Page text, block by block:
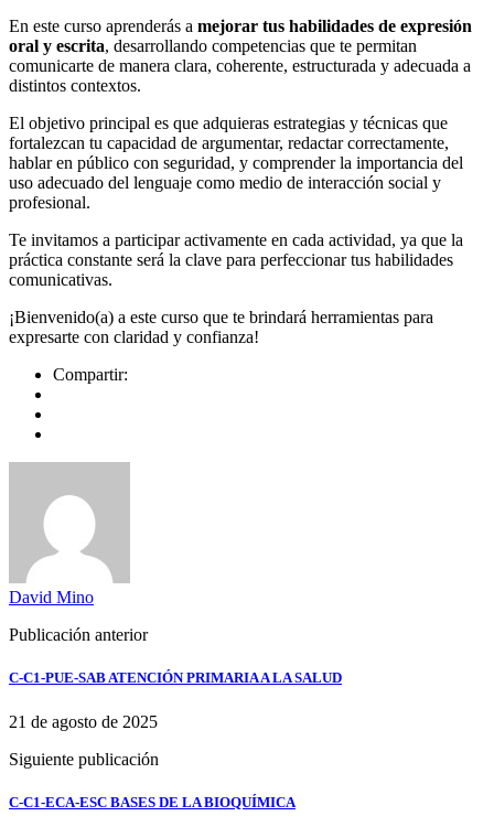
En este curso aprenderás a mejorar tus habilidades de expresión
oral y escrita, desarrollando competencias que te permitan
comunicarte de manera clara, coherente, estructurada y adecuada a
distintos contextos.
El objetivo principal es que adquieras estrategias y técnicas que
fortalezcan tu capacidad de argumentar, redactar correctamente,
hablar en público con seguridad, y comprender la importancia del
uso adecuado del lenguaje como medio de interacción social y
profesional.
Te invitamos a participar activamente en cada actividad, ya que la
práctica constante será la clave para perfeccionar tus habilidades
comunicativas.
¡Bienvenido(a) a este curso que te brindará herramientas para
expresarte con claridad y confianza!
Compartir:
David Mino
Publicación anterior
C-C1-PUE-SAB ATENCIÓN PRIMARIA A LA SALUD
21 de agosto de 2025
Siguiente publicación
C-C1-ECA-ESC BASES DE LA BIOQUÍMICA